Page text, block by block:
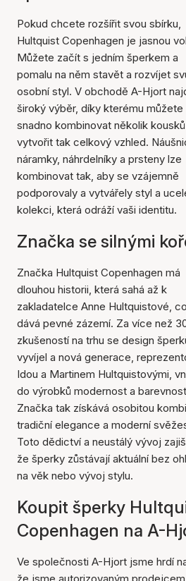
Pokud chcete rozšířit svou sbírku,
Hultquist Copenhagen je jasnou
Můžete začít s jedním šperkem a
pomalu na něm stavět a rozvíjet
osobní styl. V obchodě A-Hjort
široký výběr, díky kterému můžete
snadno kombinovat několik
vytvořit tak celkový vzhled.
náramky, náhrdelníky a prsteny lze
kombinovat tak, aby se vzájemně
podporovaly a vytvářely styl a
kolekci, která odráží vaši identitu.
Značka se silnými
Značka Hultquist Copenhagen má
dlouhou historii, která sahá až k
zakladatelce Anne Hultquistové,
dává pevné zázemí. Za více než
zkušeností na trhu se design
vyvíjel a nová generace,
Idou a Martinem Hultquistovými,
do výrobků modernost a
Značka tak získává osobitou
tradiční elegance a moderní
Toto dědictví a neustálý vývoj
že šperky zůstávají aktuální bez
na věk nebo vývoj stylu.
Koupit šperky
Copenhagen na A-
Ve společnosti A-Hjort jsme hrdí